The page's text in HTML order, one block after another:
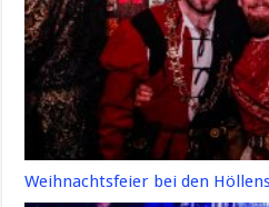
Weihnachtsfeier bei den